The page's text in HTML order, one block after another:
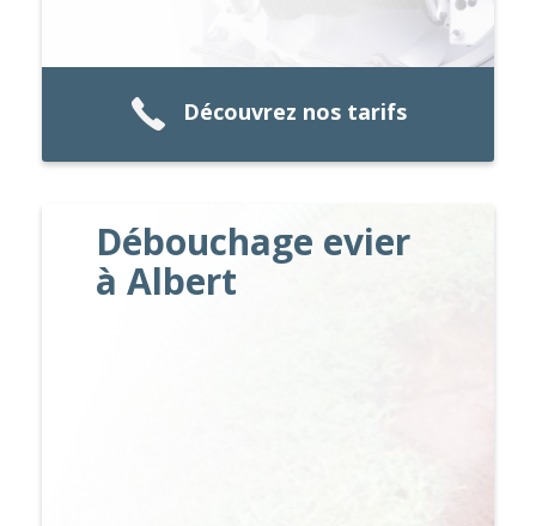
Découvrez nos tarifs
Débouchage evier
à Albert